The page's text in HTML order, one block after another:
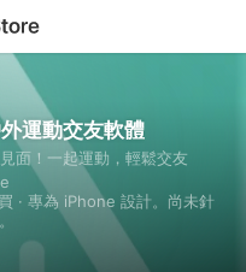
運動交友軟體
面！一起運動，輕鬆交友
· 專為 iPhone 設計。尚未針